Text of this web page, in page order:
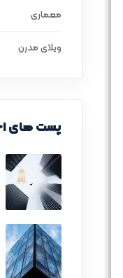
معماری
ویلای مدرن
پست های